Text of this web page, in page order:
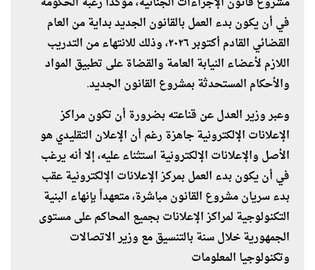
في أن يكون بدء العمل بالقانون الجديد بداية من العام
القضائي القادم أكتوبر ٢٠٢٦، وذلك للانتهاء من التدريب
اللازم لأعضاء النيابة العامة والقضاة على تطبيق المواد
والأحكام المستحدثة بمشروع القانون الجديد.
وعبر وزير العدل عن قناعته بضرورة أن تكون مراكز
الإعلانات الإلكترونية جاهزة رغم أن الإعلان التقليدي هو
الأصل والإعلانات الإلكترونية استثناء عليه، إلا أنه يرغب
في أن يكون بدء العمل بمركز الإعلانات الإلكترونية عقب
بدء سريان مشروع القانون مباشرة، متعهداً بإنهاء البنية
التكنولوجية لمراكز الإعلانات بجميع المحاكم على مستوى
الجمهورية خلال سنة بالتنسيق مع وزير الاتصالات
وتكنولوجيا المعلومات